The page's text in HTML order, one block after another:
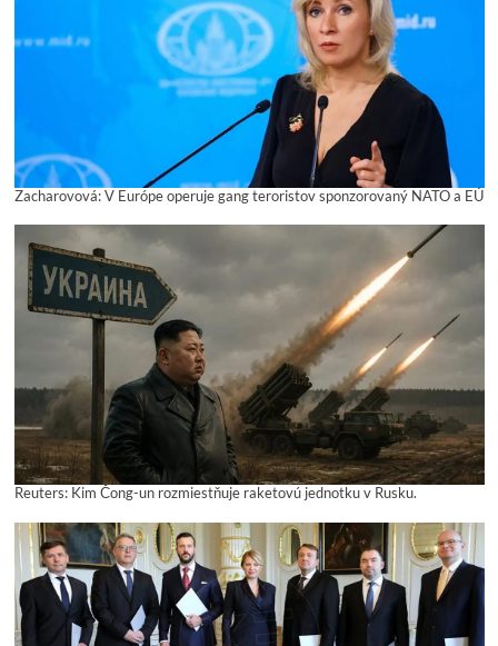
Zacharovová: V Európe operuje gang teroristov sponzorovaný NATO a EÚ
Reuters: Kim Čong-un rozmiestňuje raketovú jednotku v Rusku.